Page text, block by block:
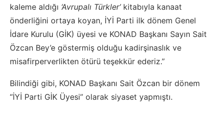
kaleme aldığı ‘Avrupalı Türkler’kitabıyla kanaat
önderliğini ortaya koyan, İYİ Parti ilk dönem Genel
İdare Kurulu (GİK) üyesi ve KONAD Başkanı Sayın Sait
Özcan Bey’e göstermiş olduğu kadirşinaslık ve
misafirperverlikten ötürü teşekkür ederiz.”
Bilindiği gibi, KONAD Başkanı Sait Özcan bir dönem
“İYİ Parti GİK Üyesi” olarak siyaset yapmıştı.